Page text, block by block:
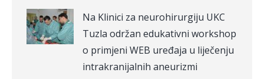
Na Klinici za neurohirurgiju UKC
Tuzla održan edukativni workshop
o primjeni WEB uređaja u liječenju
intrakranijalnih aneurizmi